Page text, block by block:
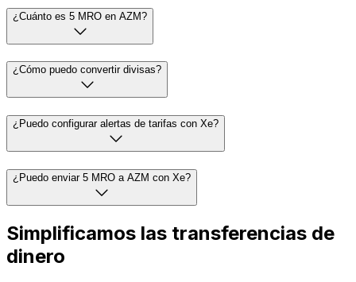
¿Cuánto es 5 MRO en AZM?
¿Cómo puedo convertir divisas?
¿Puedo configurar alertas de tarifas con Xe?
¿Puedo enviar 5 MRO a AZM con Xe?
Simplificamos las transferencias de
dinero